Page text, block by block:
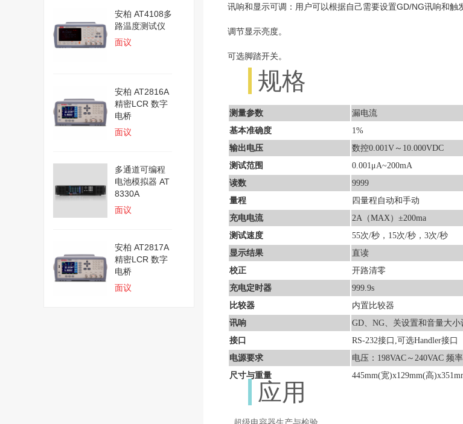
安柏 AT4108多
路温度测试仪
面议
安柏 AT2816A
精密LCR 数字
电桥
面议
多通道可编程
电池模拟器 AT
8330A
面议
安柏 AT2817A
精密LCR 数字
电桥
面议
讯响和显示可调：用户可以根据自己需要设置GD/NG讯响和触
调节显示亮度。
可选脚踏开关。
规格
测量参数
漏电流
基本准确度
1%
输出电压
数控0.001V～10.000VDC
测试范围
0.001μA~200mA
读数
9999
量程
四量程自动和手动
充电电流
2A（MAX）±200ma
测试速度
55次/秒，15次/秒，3次/秒
显示结果
直读
校正
开路清零
充电定时器
999.9s
比较器
内置比较器
讯响
GD、NG、关设置和音量大小
接口
RS-232接口,可选Handler接口
电源要求
电压：198VAC～240VAC 频
尺寸与重量
445mm(宽)x129mm(高
应用